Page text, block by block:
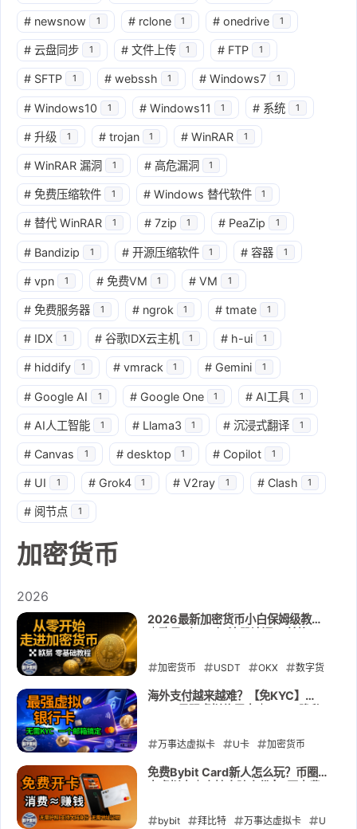
# newsnow 1 # rclone 1 # onedrive 1
# 云盘同步 1 # 文件上传 1 # FTP 1
# SFTP 1 # webssh 1 # Windows7 1
# Windows10 1 # Windows11 1 # 系统 1
# 升级 1 # trojan 1 # WinRAR 1
# WinRAR 漏洞 1 # 高危漏洞 1
# 免费压缩软件 1 # Windows 替代软件 1
# 替代 WinRAR 1 # 7zip 1 # PeaZip 1
# Bandizip 1 # 开源压缩软件 1 # 容器 1
# vpn 1 # 免费VM 1 # VM 1
# 免费服务器 1 # ngrok 1 # tmate 1
# IDX 1 # 谷歌IDX云主机 1 # h-ui 1
# hiddify 1 # vmrack 1 # Gemini 1
# Google AI 1 # Google One 1 # AI工具 1
# AI人工智能 1 # Llama3 1 # 沉浸式翻译 1
# Canvas 1 # desktop 1 # Copilot 1
# UI 1 # Grok4 1 # V2ray 1 # Clash 1
# 阅节点 1
加密货币
2026
2026最新加密货币小白保姆级教程
流程实操
加密货币 USDT OKX 数字货
币 虚拟货币 交易所 稳定币
海外支付越来越难？【免KYC】
外支付｜广告投放｜YIKA
万事达虚拟卡 U卡 加密货币
USDT chatgpt ApplePay
2026-05-26
免费Bybit Card新人怎么玩？币圈神
你福利全拿走
bybit 拜比特 万事达虚拟卡 U